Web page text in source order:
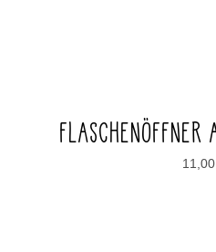
FLASCHENÖFFNER
11,00